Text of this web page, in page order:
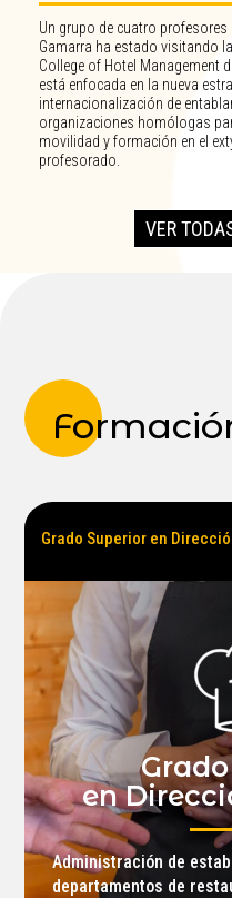
Un grupo de cuatro profesores
Gamarra ha estado visitando
College of Hotel Management
está enfocada en la nueva
internacionalización de
organizaciones homólogas
movilidad y formación en el
profesorado.
VER
Grado Superior en
en
Administración de
departamentos de